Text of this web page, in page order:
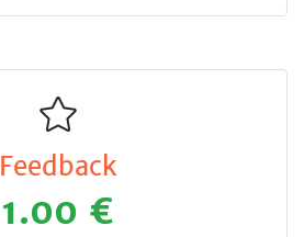
Feedback
1.00 €